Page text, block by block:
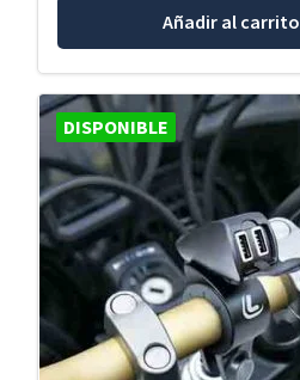
Añadir al carrito
DISPONIBLE